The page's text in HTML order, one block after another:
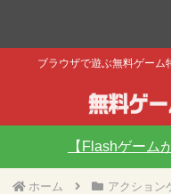
ブラウザで遊ぶ無料ゲーム
【Flashゲーム
ホーム アクション